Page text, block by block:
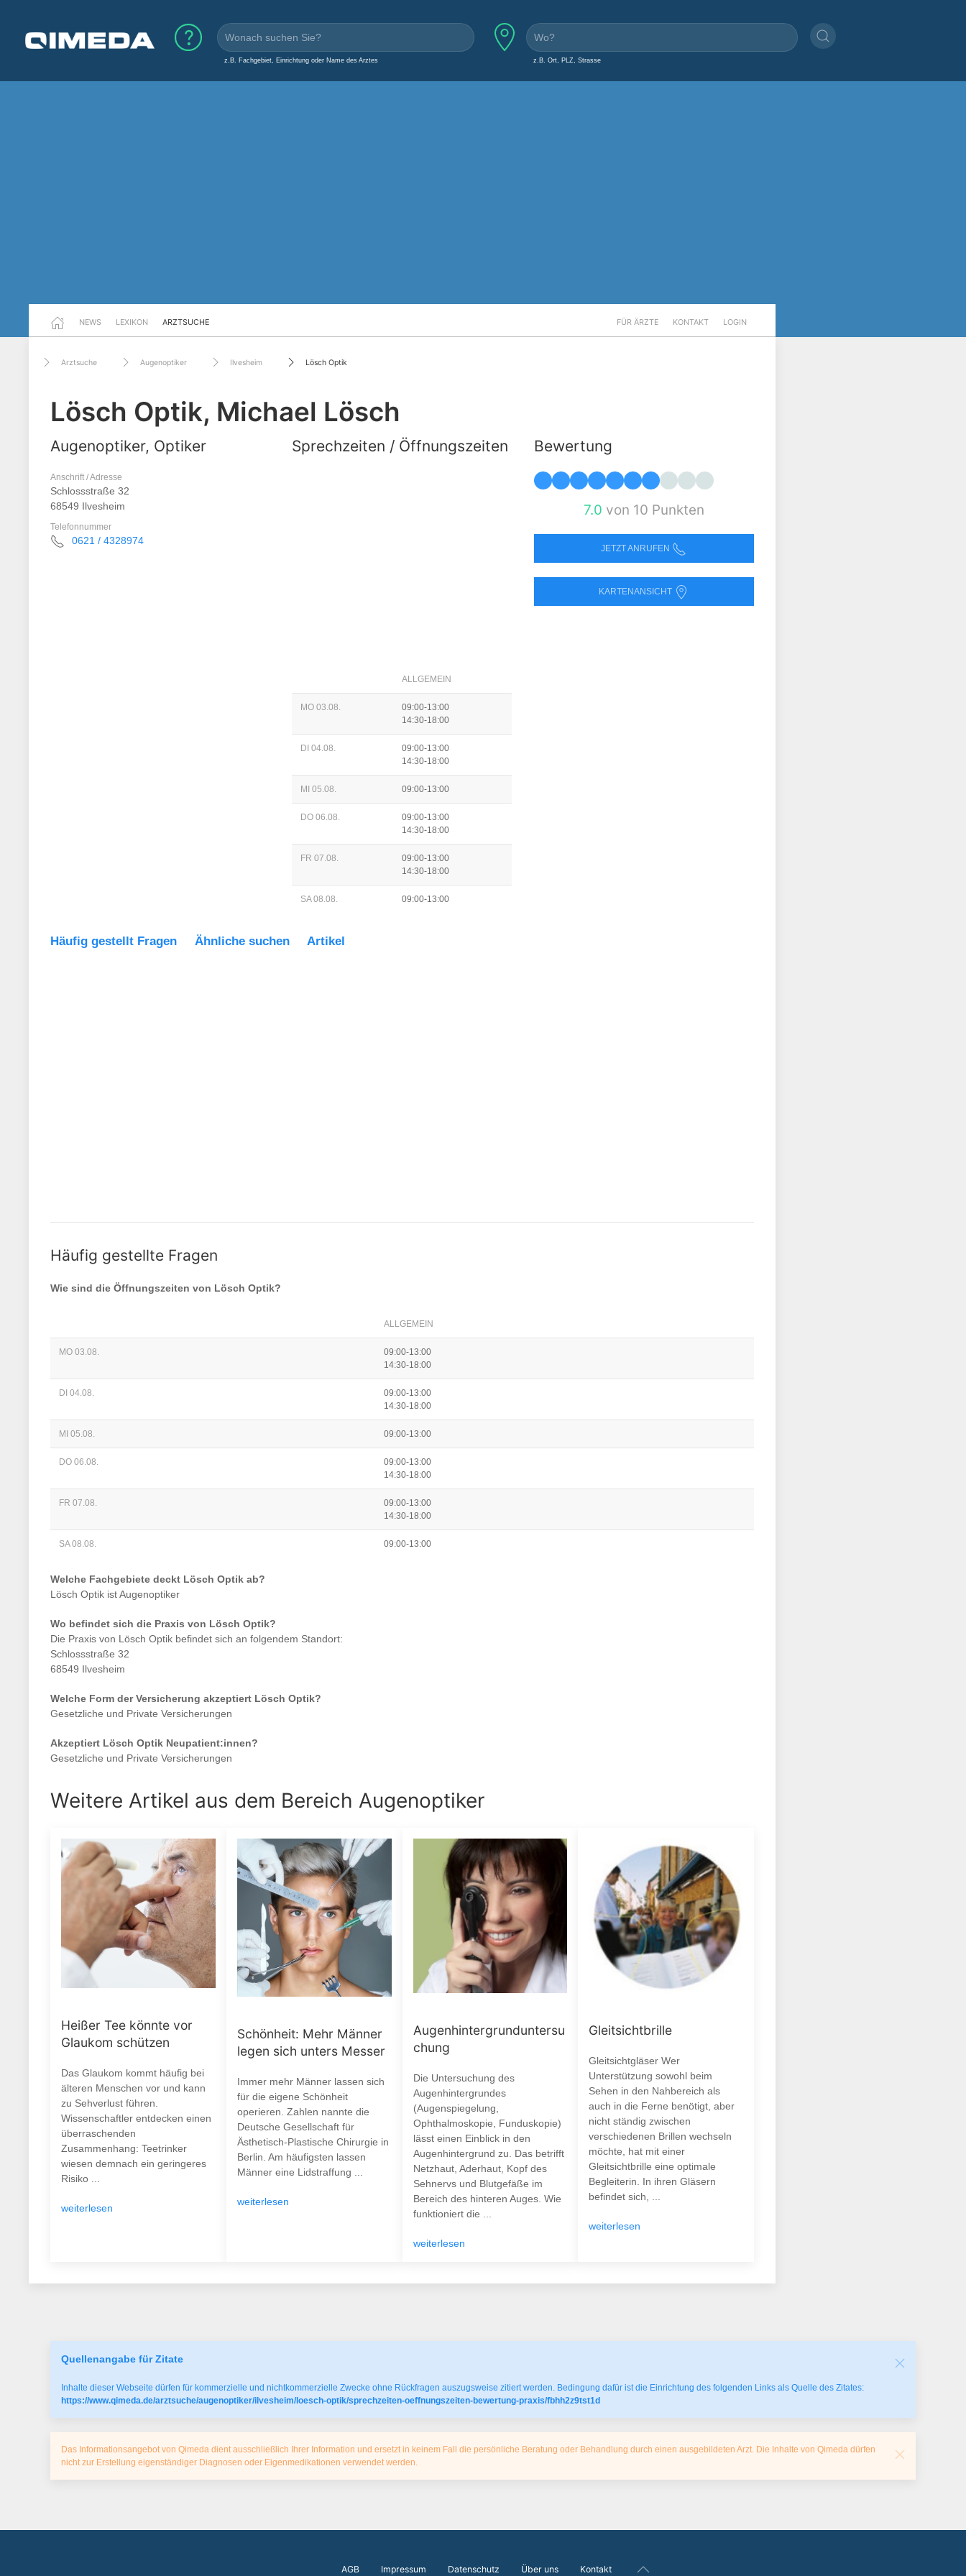
z.B. Fachgebiet, Einrichtung oder Name des Arztes z.B. Ort, PLZ, Strasse
NEWS LEXIKON ARZTSUCHE FÜR ÄRZTE KONTAKT LOGIN
Arztsuche Augenoptiker Ilvesheim Lösch Optik
Lösch Optik, Michael Lösch
Augenoptiker, Optiker
Anschrift / Adresse
Schlossstraße 32
68549 Ilvesheim
Telefonnummer
0621 / 4328974
Sprechzeiten / Öffnungszeiten
ALLGEMEIN
MO 03.08.
09:00-13:00
14:30-18:00
DI 04.08.
09:00-13:00
14:30-18:00
MI 05.08. 09:00-13:00
DO 06.08.
09:00-13:00
14:30-18:00
FR 07.08.
09:00-13:00
14:30-18:00
SA 08.08. 09:00-13:00
Bewertung
7.0 von 10 Punkten
JETZT ANRUFEN
KARTENANSICHT
Häufig gestellt Fragen Ähnliche suchen Artikel
Häufig gestellte Fragen
Wie sind die Öffnungszeiten von Lösch Optik?
ALLGEMEIN
MO 03.08.
09:00-13:00
14:30-18:00
DI 04.08.
09:00-13:00
14:30-18:00
MI 05.08. 09:00-13:00
DO 06.08.
09:00-13:00
14:30-18:00
FR 07.08.
09:00-13:00
14:30-18:00
SA 08.08. 09:00-13:00
Welche Fachgebiete deckt Lösch Optik ab?
Lösch Optik istAugenoptiker
Wo befindet sich die Praxis von Lösch Optik?
Die Praxis von Lösch Optik befindet sich an folgendem Standort:
Schlossstraße 32
68549 Ilvesheim
Welche Form der Versicherung akzeptiert Lösch Optik?
Gesetzliche und Private Versicherungen
Akzeptiert Lösch Optik Neupatient:innen?
Gesetzliche und Private Versicherungen
Weitere Artikel aus dem Bereich Augenoptiker
Heißer Tee könnte vor
Glaukom schützen
Das Glaukom kommt häufig bei
älteren Menschen vor und kann
zu Sehverlust führen.
Wissenschaftler entdecken einen
überraschenden
Zusammenhang: Teetrinker
wiesen demnach ein geringeres
Risiko ...
weiterlesen
Schönheit: Mehr Männer
legen sich unters Messer
Immer mehr Männer lassen sich
für die eigene Schönheit
operieren. Zahlen nannte die
Deutsche Gesellschaft für
Ästhetisch-Plastische Chirurgie in
Berlin. Am häufigsten lassen
Männer eine Lidstraffung ...
weiterlesen
Augenhintergrunduntersu
chung
Die Untersuchung des
Augenhintergrundes
(Augenspiegelung,
Ophthalmoskopie, Funduskopie)
lässt einen Einblick in den
Augenhintergrund zu. Das betrifft
Netzhaut, Aderhaut, Kopf des
Sehnervs und Blutgefäße im
Bereich des hinteren Auges. Wie
funktioniert die ...
weiterlesen
Gleitsichtbrille
Gleitsichtgläser Wer
Unterstützung sowohl beim
Sehen in den Nahbereich als
auch in die Ferne benötigt, aber
nicht ständig zwischen
verschiedenen Brillen wechseln
möchte, hat mit einer
Gleitsichtbrille eine optimale
Begleiterin. In ihren Gläsern
befindet sich, ...
weiterlesen
Quellenangabe für Zitate
Inhalte dieser Webseite dürfen für kommerzielle und nichtkommerzielle Zwecke ohne Rückfragen auszugsweise zitiert werden. Bedingung dafür ist die Einrichtung des folgenden Links als Quelle des Zitates:
https://www.qimeda.de/arztsuche/augenoptiker/ilvesheim/loesch-optik/sprechzeiten-oeffnungszeiten-bewertung-praxis/fbhh2z9tst1d
Das Informationsangebot von Qimeda dient ausschließlich Ihrer Information und ersetzt in keinem Fall die persönliche Beratung oder Behandlung durch einen ausgebildeten Arzt. Die Inhalte von Qimeda dürfen
nicht zur Erstellung eigenständiger Diagnosen oder Eigenmedikationen verwendet werden.
AGB Impressum Datenschutz Über uns Kontakt